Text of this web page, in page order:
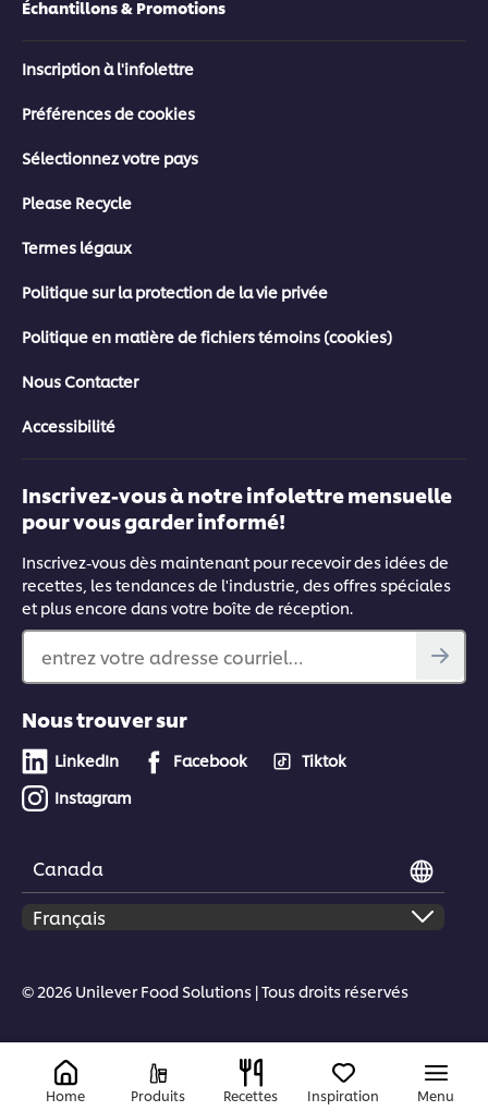
Échantillons & Promotions
Inscription à l'infolettre
Préférences de cookies
Sélectionnez votre pays
Please Recycle
Termes légaux
Politique sur la protection de la vie privée
Politique en matière de fichiers témoins (cookies)
Nous Contacter
Accessibilité
Inscrivez-vous à notre infolettre mensuelle
pour vous garder informé!
Inscrivez-vous dès maintenant pour recevoir des idées de
recettes, les tendances de l'industrie, des offres spéciales
et plus encore dans votre boîte de réception.
entrez votre adresse courriel…
Nous trouver sur
LinkedIn Facebook
Tiktok
Instagram
Canada
© 2026 Unilever Food Solutions | Tous droits réservés
Home Produits Recettes Inspiration Menu